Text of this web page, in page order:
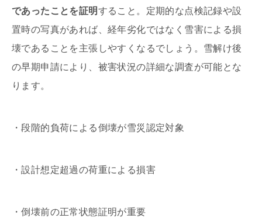
であったことを証明すること。定期的な点検記録や設
置時の写真があれば、経年劣化ではなく雪害による損
壊であることを主張しやすくなるでしょう。雪解け後
の早期申請により、被害状況の詳細な調査が可能とな
ります。
・段階的負荷による倒壊が雪災認定対象
・設計想定超過の荷重による損害
・倒壊前の正常状態証明が重要